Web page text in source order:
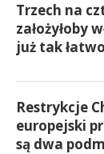
Trzech na
założyłoby
już tak
Restrykcje
europejski
są dwa